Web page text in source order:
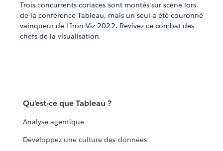
Trois concurrents coriaces sont montés sur scène lors
de la conférence Tableau, mais un seul a été couronné
vainqueur de l’Iron Viz 2022. Revivez ce combat des
chefs de la visualisation.
Qu'est-ce que Tableau ?
Analyse agentique
Développez une culture des données